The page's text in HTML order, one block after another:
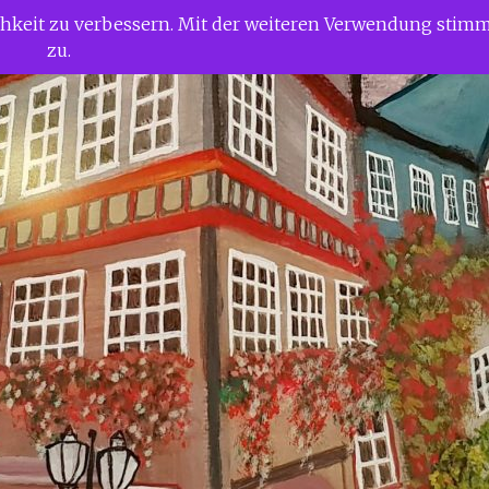
zu verbessern. Mit der weiteren Verwendung
zu.